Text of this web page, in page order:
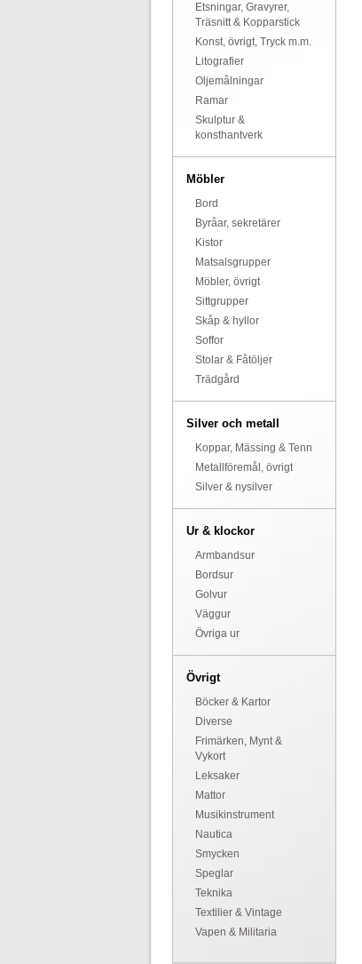
Etsningar, Gravyrer,
Träsnitt & Kopparstick
Konst, övrigt, Tryck m.m.
Litografier
Oljemålningar
Ramar
Skulptur &
konsthantverk
Möbler
Bord
Byråar, sekretärer
Kistor
Matsalsgrupper
Möbler, övrigt
Sittgrupper
Skåp & hyllor
Soffor
Stolar & Fåtöljer
Trädgård
Silver och metall
Koppar, Mässing & Tenn
Metallföremål, övrigt
Silver & nysilver
Ur & klockor
Armbandsur
Bordsur
Golvur
Väggur
Övriga ur
Övrigt
Böcker & Kartor
Diverse
Frimärken, Mynt &
Vykort
Leksaker
Mattor
Musikinstrument
Nautica
Smycken
Speglar
Teknika
Textilier & Vintage
Vapen & Militaria